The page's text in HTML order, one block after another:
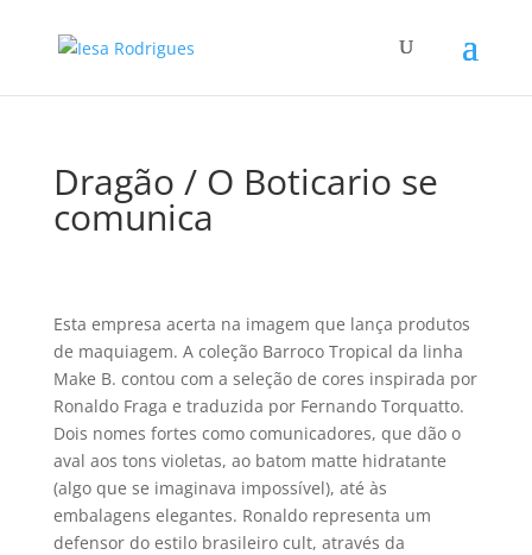
Dragão / O Boticario se
comunica
Esta empresa acerta na imagem que lança produtos
de maquiagem. A coleção Barroco Tropical da linha
Make B. contou com a seleção de cores inspirada por
Ronaldo Fraga e traduzida por Fernando Torquatto.
Dois nomes fortes como comunicadores, que dão o
aval aos tons violetas, ao batom matte hidratante
(algo que se imaginava impossí­vel), até às
embalagens elegantes. Ronaldo representa um
defensor do estilo brasileiro cult, através da